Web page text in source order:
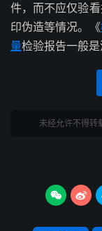
件，而不应仅验
印伪造等情况。《
量检验报告一般是
未经允许不得转
 